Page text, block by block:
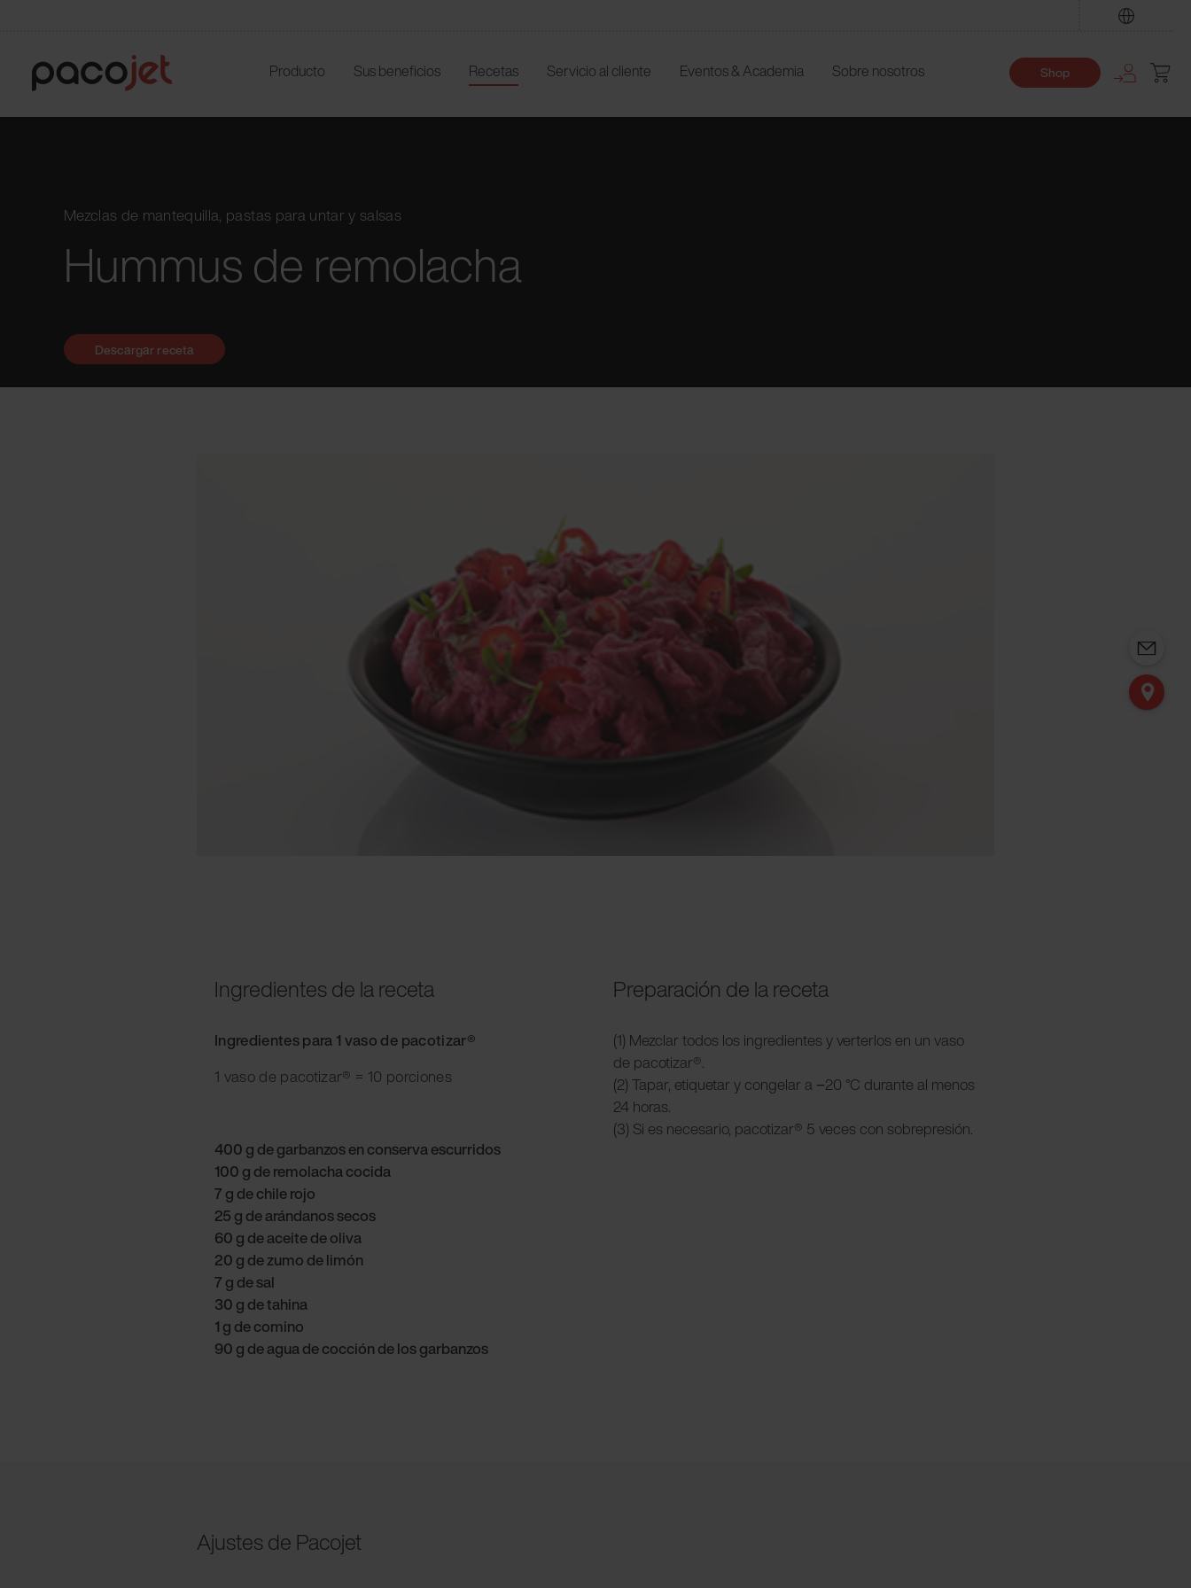
Producto Sus beneficios Recetas Servicio al cliente Eventos & Academia Sobre nosotros Shop
Mezclas de mantequilla, pastas para untar y salsas
Hummus de remolacha
Ingredientes de la receta
Ingredientes para 1 vaso de pacotizar®
1 vaso de pacotizar® = 10 porciones
400 g de garbanzos en conserva escurridos
100 g de remolacha cocida
7 g de chile rojo
25 g de arándanos secos
60 g de aceite de oliva
20 g de zumo de limón
7 g de sal
30 g de tahina
1 g de comino
90 g de agua de cocción de los garbanzos
Preparación de la receta
(1) Mezclar todos los ingredientes y verterlos en un vaso
de pacotizar®.
(2) Tapar, etiquetar y congelar a −20 °C durante al menos
24 horas.
(3) Si es necesario, pacotizar® 5 veces con sobrepresión.
Ajustes de Pacojet
Descargar receta